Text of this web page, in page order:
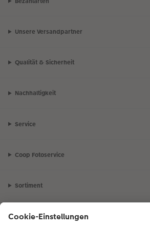
Unsere Versandpartner
Qualität & Sicherheit
Nachhaltigkeit
Service
Coop Fotoservice
Sortiment
Inspiration